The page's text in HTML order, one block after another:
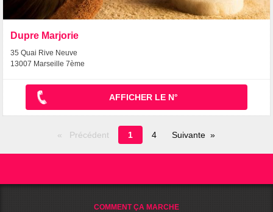
Dupre Marjorie
35 Quai Rive Neuve
13007 Marseille 7ème
AFFICHER LE N°
Précédent
Page
en
1 4 Suivante
COMMENT ÇA MARCHE